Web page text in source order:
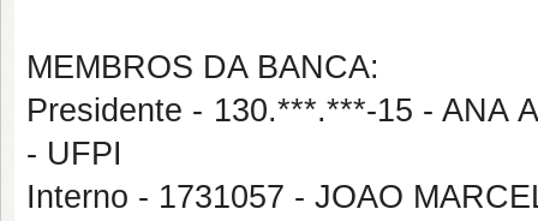
MEMBROS DA BANCA:
Presidente - 130.***.***-15 - ANA
- UFPI
Interno - 1731057 - JOAO